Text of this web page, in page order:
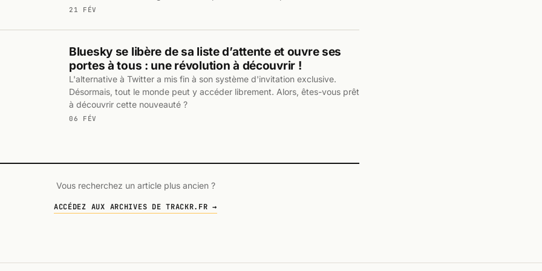
21 FÉV
Bluesky se libère de sa liste d’attente et ouvre ses
portes à tous : une révolution à découvrir !
L'alternative à Twitter a mis fin à son système d'invitation exclusive.
Désormais, tout le monde peut y accéder librement. Alors, êtes-vous prêt
à découvrir cette nouveauté ?
06 FÉV
Vous recherchez un article plus ancien ?
ACCÉDEZ AUX ARCHIVES DE TRACKR.FR →